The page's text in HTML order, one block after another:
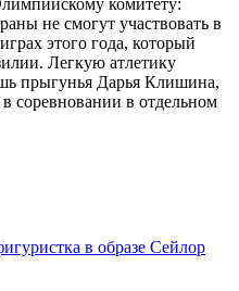
не смогут участвовать в
этого года, который
Легкую атлетику
прыгунья Дарья Клишина,
соревновании в отдельном
в образе Сейлор